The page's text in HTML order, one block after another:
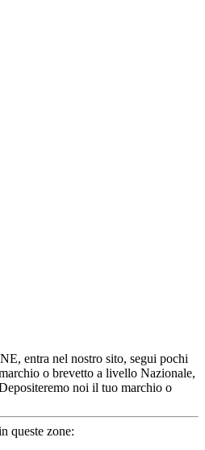
entra nel nostro sito, segui pochi
o brevetto a livello Nazionale,
noi il tuo marchio o
queste zone: